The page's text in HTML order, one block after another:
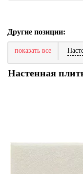
Другие позиции:
показать все
Настенная